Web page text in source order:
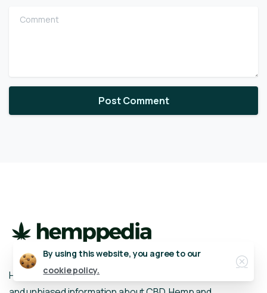
Comment
Hemppedia.org is your number one source in objective
By using this website, you agree to our
cookie policy.
Close